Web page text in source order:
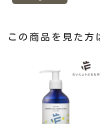
この商品を見た方